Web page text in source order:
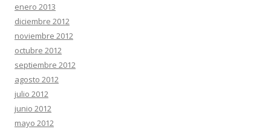
enero 2013
diciembre 2012
noviembre 2012
octubre 2012
septiembre 2012
agosto 2012
julio 2012
junio 2012
mayo 2012